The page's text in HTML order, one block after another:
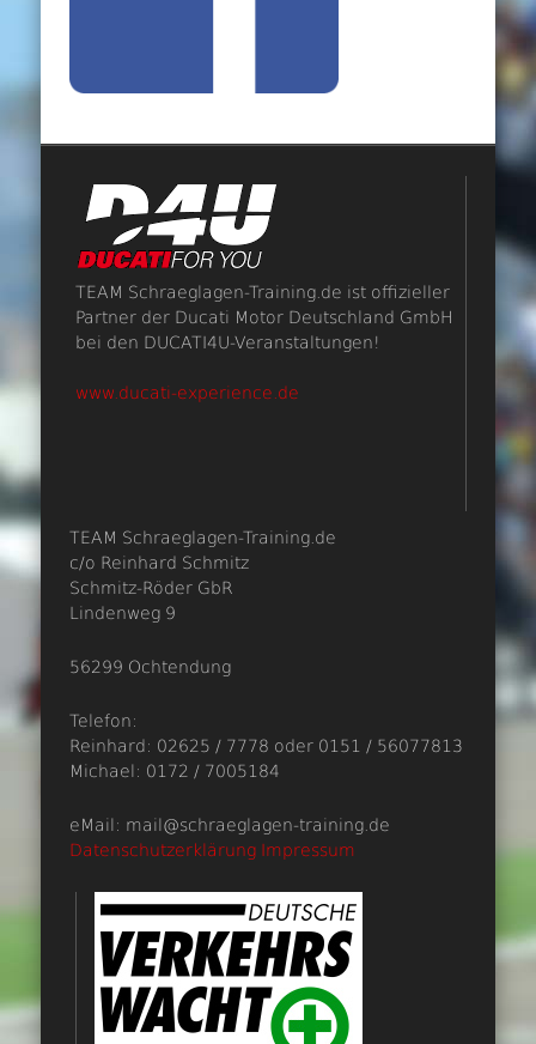
TEAM Schraeglagen-Training.de ist offizieller
Partner der Ducati Motor Deutschland GmbH
bei den DUCATI4U-Veranstaltungen!
www.ducati-experience.de
TEAM Schraeglagen-Training.de
c/o Reinhard Schmitz
Schmitz-Röder GbR
Lindenweg 9
56299 Ochtendung
Telefon:
Reinhard: 02625 / 7778 oder 0151 / 56077813
Michael: 0172 / 7005184
eMail: mail@schraeglagen-training.de
Datenschutzerklärung Impressum